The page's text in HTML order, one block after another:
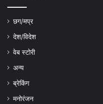
छग/मप्र
देश/विदेश
वेब स्टोरी
अन्य
ब्रेकिंग
मनोरंजन